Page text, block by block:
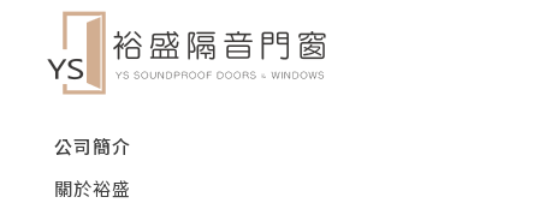
公司簡介
關於裕盛